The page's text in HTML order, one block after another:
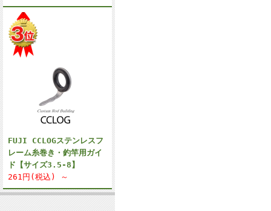
FUJI CCLOGステンレスフ
レーム糸巻き・釣竿用ガイ
ド【サイズ3.5-8】
261円(税込) ～